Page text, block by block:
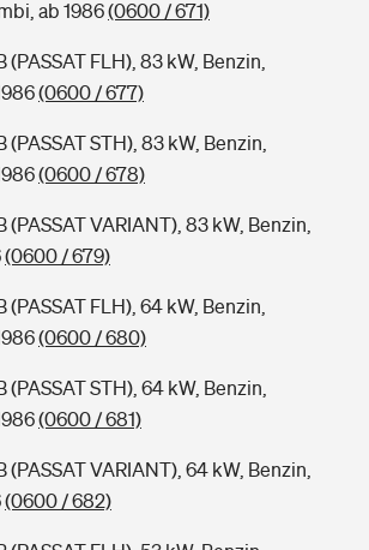
ab 1986(0600 / 671)
(PASSAT FLH), 83 kW, Benzin,
(0600 / 677)
(PASSAT STH), 83 kW, Benzin,
(0600 / 678)
(PASSAT VARIANT), 83 kW, Benzin,
(0600 / 679)
(PASSAT FLH), 64 kW, Benzin,
(0600 / 680)
(PASSAT STH), 64 kW, Benzin,
(0600 / 681)
(PASSAT VARIANT), 64 kW, Benzin,
(0600 / 682)